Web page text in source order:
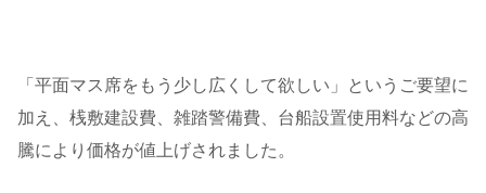
「平面マス席をもう少し広くして欲しい」というご要望に
加え、桟敷建設費、雑踏警備費、台船設置使用料などの高
騰により価格が値上げされました。